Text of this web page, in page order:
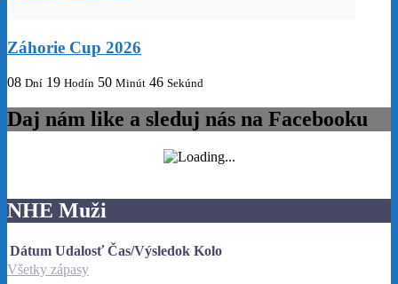
Záhorie Cup 2026
08 Dní 19 Hodín 50 Minút 46 Sekúnd
Daj nám like a sleduj nás na Facebooku
NHE Muži
Dátum Udalosť Čas/Výsledok Kolo
Všetky zápasy